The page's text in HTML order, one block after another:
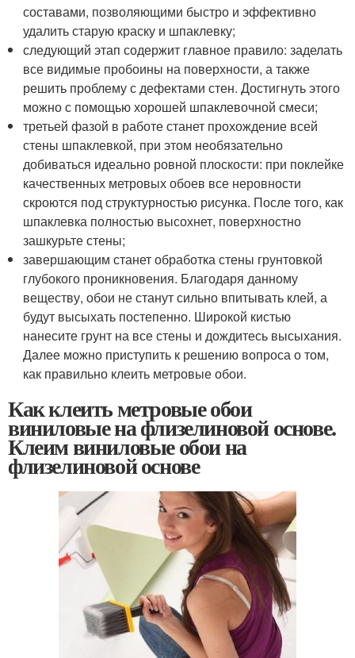
составами, позволяющими быстро и эффективно
удалить старую краску и шпаклевку;
следующий этап содержит главное правило: заделать
все видимые пробоины на поверхности, а также
решить проблему с дефектами стен. Достигнуть этого
можно с помощью хорошей шпаклевочной смеси;
третьей фазой в работе станет прохождение всей
стены шпаклевкой, при этом необязательно
добиваться идеально ровной плоскости: при поклейке
качественных метровых обоев все неровности
скроются под структурностью рисунка. После того, как
шпаклевка полностью высохнет, поверхностно
зашкурьте стены;
завершающим станет обработка стены грунтовкой
глубокого проникновения. Благодаря данному
веществу, обои не станут сильно впитывать клей, а
будут высыхать постепенно. Широкой кистью
нанесите грунт на все стены и дождитесь высыхания.
Далее можно приступить к решению вопроса о том,
как правильно клеить метровые обои.
Как клеить метровые обои
виниловые на флизелиновой основе.
Клеим виниловые обои на
флизелиновой основе